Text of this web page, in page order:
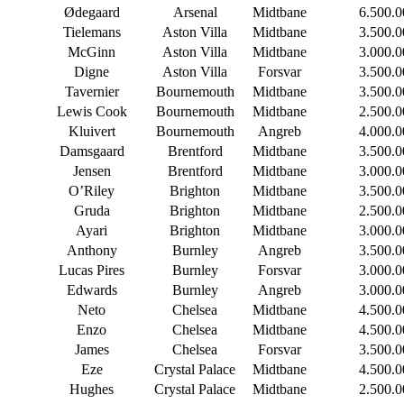
Ødegaard
Arsenal Midtbane
Tielemans
Aston Villa Midtbane
McGinn
Aston Villa Midtbane
Digne
Aston Villa Forsvar
Tavernier
Bournemouth Midtbane
Lewis Cook
Bournemouth Midtbane
Kluivert
Bournemouth Angreb
Damsgaard
Brentford Midtbane
Jensen
Brentford Midtbane
O’Riley
Brighton Midtbane
Gruda
Brighton Midtbane
Ayari
Brighton Midtbane
Anthony
Burnley Angreb
Lucas Pires
Burnley Forsvar
Edwards
Burnley Angreb
Neto
Chelsea Midtbane
Enzo
Chelsea Midtbane
James
Chelsea Forsvar
Eze
Crystal Palace Midtbane
Hughes
Crystal Palace Midtbane